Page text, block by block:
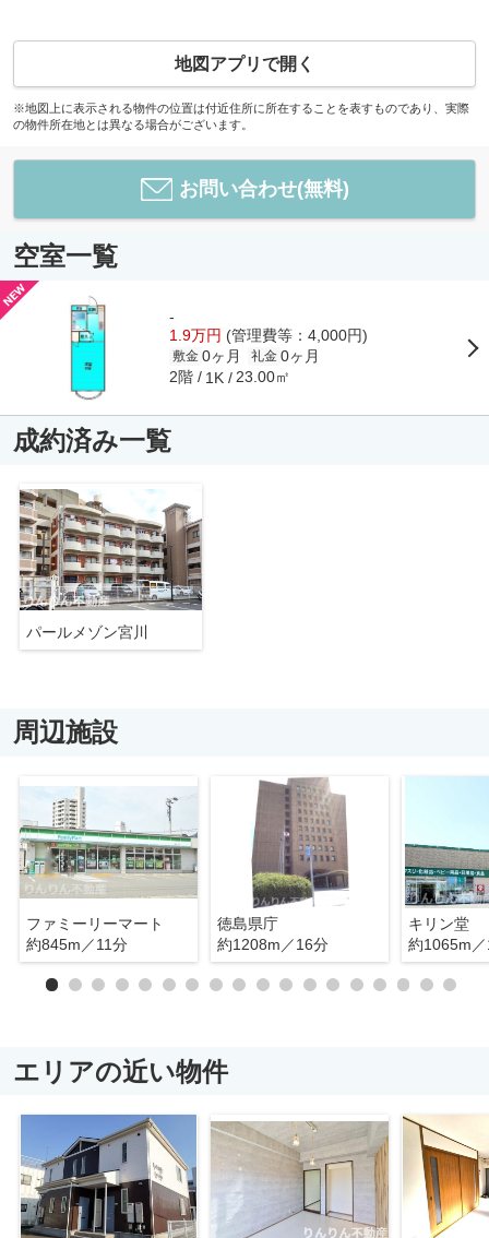
地図アプリで開く
※地図上に表示される物件の位置は付近住所に所在することを表すものであり、実際
の物件所在地とは異なる場合がございます。
お問い合わせ(無料)
空室一覧
-
1.9万円 (管理費等：4,000円)
敷金 0ヶ月 礼金 0ヶ月
2階 1K 23.00㎡
成約済み一覧
パールメゾン宮川
周辺施設
ファミーリーマート
約845m／11分
徳島県庁
約1208m／16分
キリン堂
約1065m
エリアの近い物件